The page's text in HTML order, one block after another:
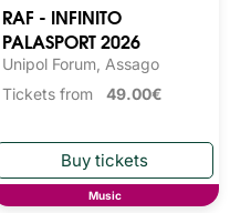
RAF - INFINITO
PALASPORT 2026
Unipol Forum, Assago
Tickets from 49.00€
Music